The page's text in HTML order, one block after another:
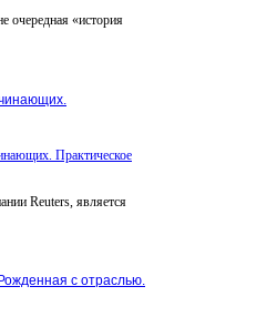
очередная «история
Reuters, является
с отраслью.